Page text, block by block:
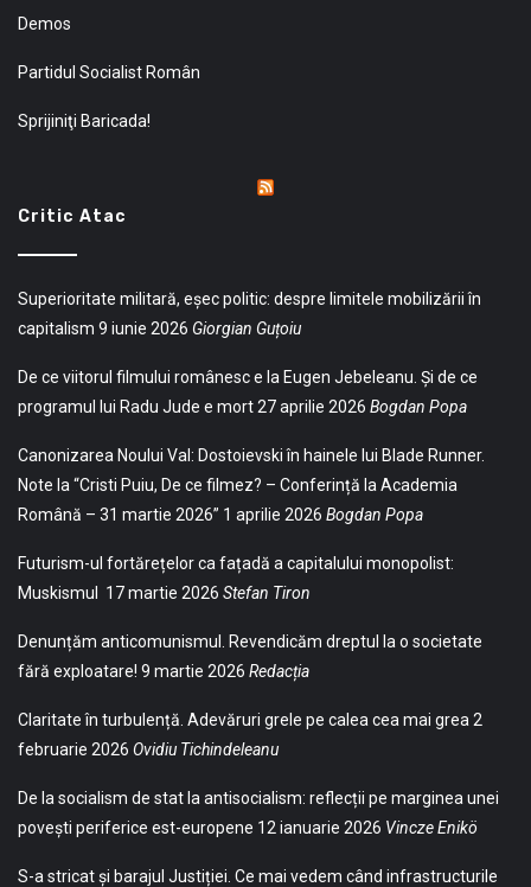
Demos
Partidul Socialist Român
Sprijiniţi Baricada!
Critic Atac
Superioritate militară, eșec politic: despre limitele mobilizării în
capitalism 9 iunie 2026 Giorgian Guțoiu
De ce viitorul filmului românesc e la Eugen Jebeleanu. Și de ce
programul lui Radu Jude e mort27 aprilie 2026 Bogdan Popa
Canonizarea Noului Val: Dostoievski în hainele lui Blade Runner.
Note la “Cristi Puiu, De ce filmez? – Conferință la Academia
Română – 31 martie 2026” 1 aprilie 2026 Bogdan Popa
Futurism-ul fortărețelor ca fațadă a capitalului monopolist:
Muskismul
17 martie 2026 Stefan Tiron
Denunțăm anticomunismul. Revendicăm dreptul la o societate
fără exploatare! 9 martie 2026 Redacția
Claritate în turbulență. Adevăruri grele pe calea cea mai grea 2
februarie 2026 Ovidiu Tichindeleanu
De la socialism de stat la antisocialism: reflecții pe marginea unei
povești periferice est-europene 12 ianuarie 2026 Vincze Enikö
S-a stricat și barajul Justiției. Ce mai vedem când infrastructurile